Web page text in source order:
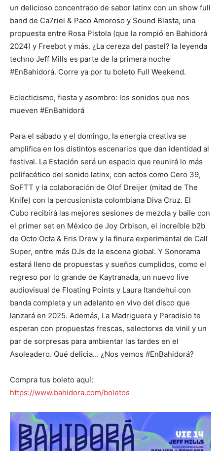
un delicioso concentrado de sabor latinx con un show full
band de Ca7riel & Paco Amoroso y Sound Blasta, una
propuesta entre Rosa Pistola (que la rompió en Bahidorá
2024) y Freebot y más. ¿La cereza del pastel? la leyenda
techno Jeff Mills es parte de la primera noche
#EnBahidorá. Corre ya por tu boleto Full Weekend.
Eclecticismo, fiesta y asombro: los sonidos que nos
mueven #EnBahidorá
Para el sábado y el domingo, la energía creativa se
amplifica en los distintos escenarios que dan identidad al
festival. La Estación será un espacio que reunirá lo más
polifacético del sonido latinx, con actos como Cero 39,
SoFTT y la colaboración de Olof Dreijer (mitad de The
Knife) con la percusionista colombiana Diva Cruz. El
Cubo recibirá las mejores sesiones de mezcla y baile con
el primer set en México de Joy Orbison, el increíble b2b
de Octo Octa & Eris Drew y la finura experimental de Call
Super, entre más DJs de la escena global. Y Sonorama
estará lleno de propuestas y sueños cumplidos, como el
regreso por lo grande de Kaytranada, un nuevo live
audiovisual de Floating Points y Laura Itandehui con
banda completa y un adelanto en vivo del disco que
lanzará en 2025. Además, La Madriguera y Paradisio te
esperan con propuestas frescas, selectorxs de vinil y un
par de sorpresas para ambientar las tardes en el
Asoleadero. Qué delicia… ¿Nos vemos #EnBahidorá?
Compra tus boleto aquí:
https://www.bahidora.com/boletos